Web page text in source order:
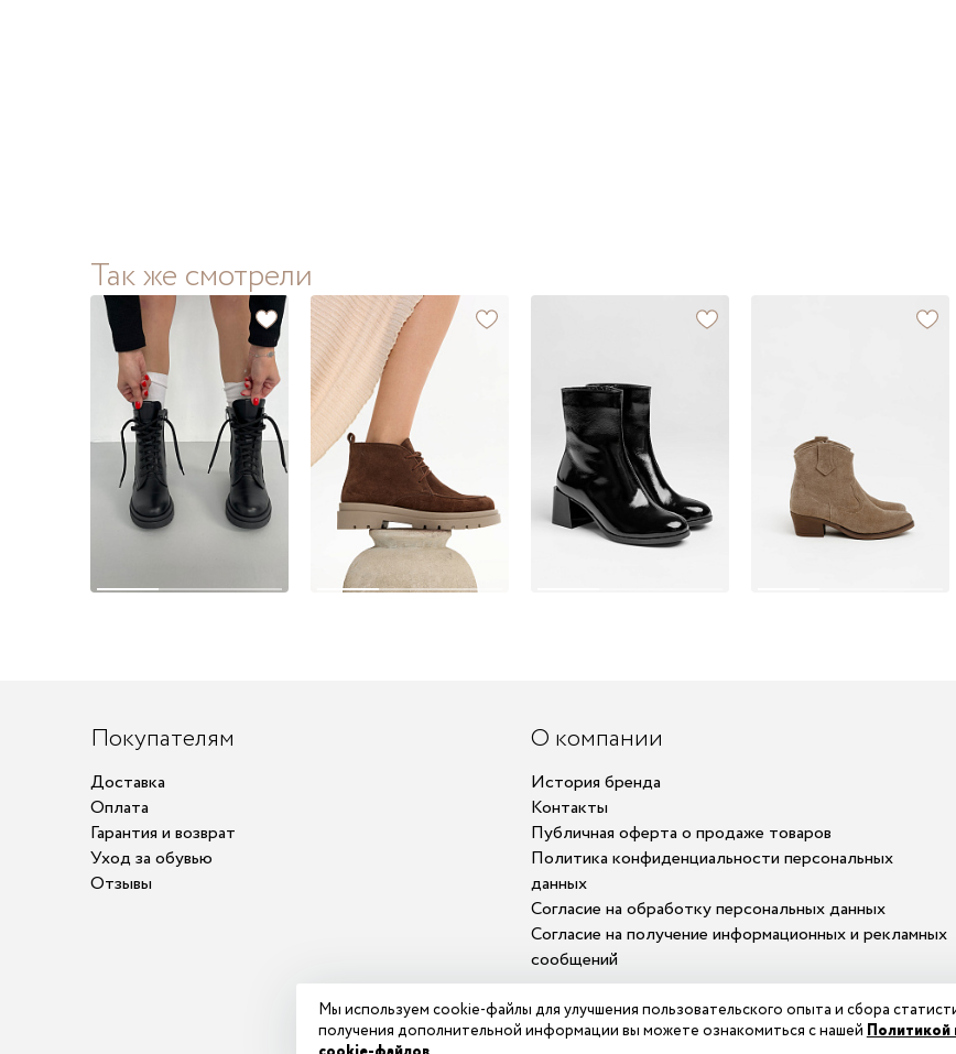
Так же смотрели
Покупателям
Доставка
Оплата
Гарантия и возврат
Уход за обувью
Отзывы
О компании
История бренда
Контакты
Публичная оферта о продаже товаров
Политика конфиденциальности персональных
данных
Согласие на обработку персональных данных
Согласие на получение информационных и рекламных
сообщений
Мы используем cookie-файлы для улучшения пользовательского опыта и сбора
получения дополнительной информации вы можете ознакомиться с нашейПолитикой